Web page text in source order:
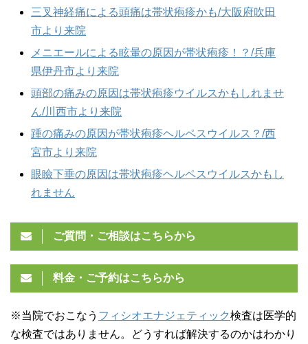
三叉神経痛による頭痛は帯状疱疹かも/大阪府吹田
市より来院
メニエールによる眩暈の原因が帯状疱疹！？/兵庫
県伊丹市より来院
頭部の痛みの原因は帯状疱疹ウイルスかもしれませ
ん/川西市より来院
踵の痛みの原因が帯状疱疹ヘルペスウイルス？/西
宮市より来院
眼瞼下垂の原因は帯状疱疹ヘルペスウイルスかもし
れません
ご質問・ご相談はこちらから
料金・ご予約はこちらから
※当院でおこなう フィシオエナジェティック検査は医学的
な検査ではありません。どうすれば解決するのかはわかり